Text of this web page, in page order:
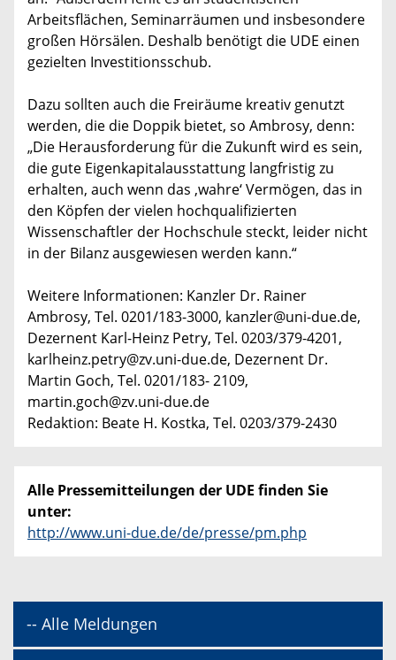
Arbeitsflächen, Seminarräumen und insbesondere
großen Hörsälen. Deshalb benötigt die UDE einen
gezielten Investitionsschub.
Dazu sollten auch die Freiräume kreativ genutzt
werden, die die Doppik bietet, so Ambrosy, denn:
„Die Herausforderung für die Zukunft wird es sein,
die gute Eigenkapitalausstattung langfristig zu
erhalten, auch wenn das ‚wahre‘ Vermögen, das in
den Köpfen der vielen hochqualifizierten
Wissenschaftler der Hochschule steckt, leider nicht
in der Bilanz ausgewiesen werden kann.“
Weitere Informationen: Kanzler Dr. Rainer
Ambrosy, Tel. 0201/183-3000, kanzler@uni-due.de,
Dezernent Karl-Heinz Petry, Tel. 0203/379-4201,
karlheinz.petry@zv.uni-due.de, Dezernent Dr.
Martin Goch, Tel. 0201/183- 2109,
martin.goch@zv.uni-due.de
Redaktion: Beate H. Kostka, Tel. 0203/379-2430
Alle Pressemitteilungen der UDE finden Sie
unter:
http://www.uni-due.de/de/presse/pm.php
-- Alle Meldungen